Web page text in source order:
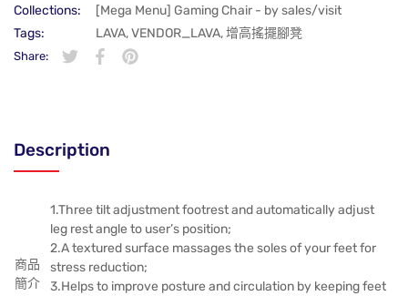
Collections:
[Mega Menu] Gaming Chair - by sales/visit
Tags:
LAVA,VENDOR_LAVA,增高搖擺腳凳
Share:
在 Twitter 上發佈 Twitter 貼文
在新視窗中開啟。
分享至 Facebook
在新視窗中開啟。
在 Pinterest 上發佈 Pin 貼文
在新視窗中開啟。
Description
商品
簡介
1.Three tilt adjustment footrest and automatically adjust
leg rest angle to user’s position;
2.A textured surface massages the soles of your feet for
stress reduction;
3.Helps to improve posture and circulation by keeping feet